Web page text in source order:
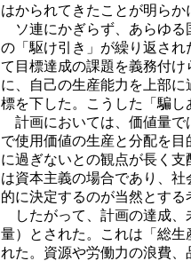
はかられてきたことが明ら
ソ連にかぎらず、あらゆる
の「駆け引き」が繰り返さ
て目標達成の課題を義務付
に、自己の生産能力を上部
標を下した。こうした「騙
計画においては、価値量で
で使用価値の生産と分配を
に過ぎないとの観点が長く
は資本主義の場合であり、
的に決定するのが当然とする
したがって、計画の達成、
量）とされた。これは「総
れた。資源や労働力の浪費